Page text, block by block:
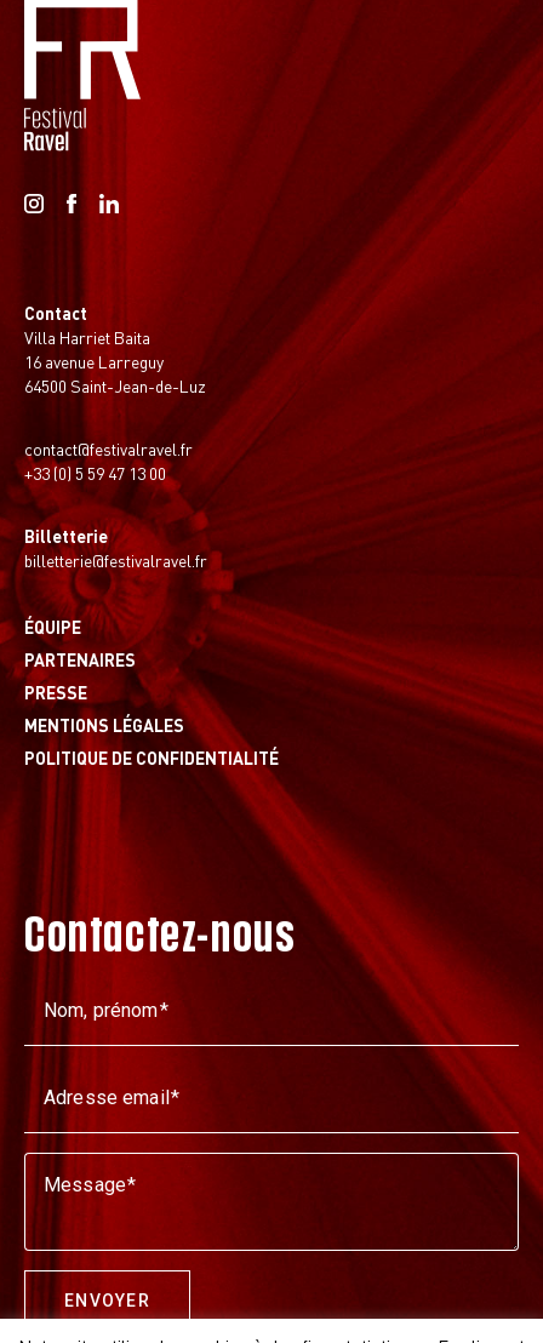
Contact
Villa Harriet Baita
16 avenue Larreguy
64500 Saint-Jean-de-Luz
contact@festivalravel.fr
+33 (0) 5 59 47 13 00
Billetterie
billetterie@festivalravel.fr
ÉQUIPE
PARTENAIRES
PRESSE
MENTIONS LÉGALES
POLITIQUE DE CONFIDENTIALITÉ
Contactez-nous
Nom, prénom
Adresse email
Message
ENVOYER